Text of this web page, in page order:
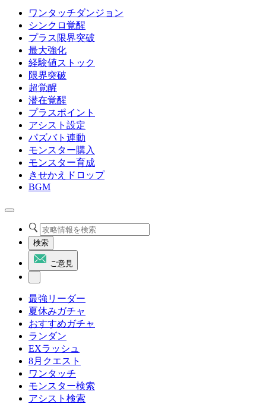
ワンタッチダンジョン
シンクロ覚醒
プラス限界突破
最大強化
経験値ストック
限界突破
超覚醒
潜在覚醒
プラスポイント
アシスト設定
パズバト連動
モンスター購入
モンスター育成
きせかえドロップ
BGM
検索
ご意見
最強リーダー
夏休みガチャ
おすすめガチャ
ランダン
EXラッシュ
8月クエスト
ワンタッチ
モンスター検索
アシスト検索